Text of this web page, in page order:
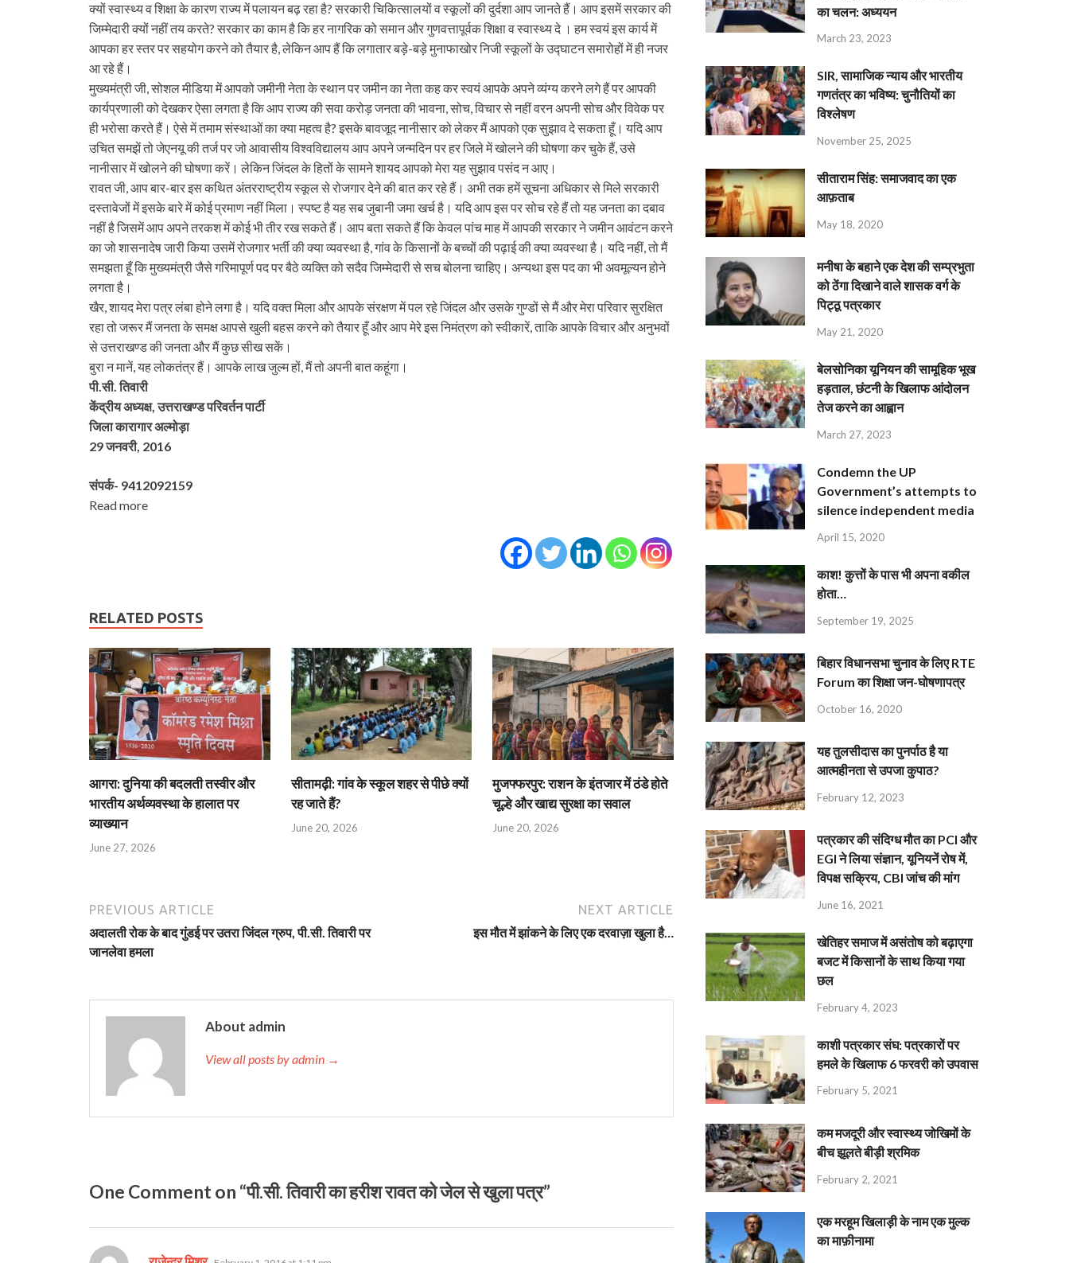
क्यों स्वास्थ्य व शिक्षा के कारण राज्य में पलायन बढ़ रहा है? सरकारी चिकित्सालयों व स्कूलों की दुर्दशा आप जानते हैं। आप इसमें सरकार की
जिम्मेदारी क्यों नहीं तय करते? सरकार का काम है कि हर नागरिक को समान और गुणवत्तापूर्वक शिक्षा व स्वास्थ्य दे । हम स्वयं इस कार्य में
आपका हर स्तर पर सहयोग करने को तैयार है, लेकिन आप हैं कि लगातार बड़े-बड़े मुनाफाखोर निजी स्कूलों के उद्घाटन समारोहों में ही नजर
आ रहे हैं।
मुख्यमंत्री जी, सोशल मीडिया में आपको जमीनी नेता के स्थान पर जमीन का नेता कह कर स्वयं आपके अपने व्यंग्‍य करने लगे हैं पर आपकी
कार्यप्रणाली को देखकर ऐसा लगता है कि आप राज्य की सवा करोड़ जनता की भावना, सोच, विचार से नहीं वरन अपनी सोच और विवेक पर
ही भरोसा करते हैं। ऐसे में तमाम संस्थाओं का क्या महत्व है? इसके बावजूद नानीसार को लेकर मैं आपको एक सुझाव दे सकता हूँ। यदि आप
उचित समझें तो जेएनयू की तर्ज पर जो आवासीय विश्‍वविद्यालय आप अपने जन्मदिन पर हर जिले में खोलने की घोषणा कर चुके हैं, उसे
नानीसार में खोलने की घोषणा करें। लेकिन जिंदल के हितों के सामने शायद आपको मेरा यह सुझाव पसंद न आए।
रावत जी, आप बार-बार इस कथित अंतरराष्‍ट्रीय स्कूल से रोजगार देने की बात कर रहे हैं। अभी तक हमें सूचना अधिकार से मिले सरकारी
दस्तावेजों में इसके बारे में कोई प्रमाण नहीं मिला। स्पष्‍ट है यह सब जुबानी जमा खर्च है। यदि आप इस पर सोच रहे हैं तो यह जनता का दबाव
नहीं है जिसमें आप अपने तरकश में कोई भी तीर रख सकते हैं। आप बता सकते हैं कि केवल पांच माह में आपकी सरकार ने जमीन आवंटन करने
का जो शासनादेष जारी किया उसमें रोजगार भर्ती की क्या व्यवस्था है, गांव के किसानों के बच्चों की पढ़ाई की क्या व्यवस्था है। यदि नहीं, तो मैं
समझता हूँ कि मुख्यमंत्री जैसे गरिमापूर्ण पद पर बैठे व्यक्ति को सदैव जिम्मेदारी से सच बोलना चाहिए। अन्यथा इस पद का भी अवमूल्यन होने
लगता है।
खैर, शायद मेरा पत्र लंबा होने लगा है। यदि वक्त मिला और आपके संरक्षण में पल रहे जिंदल और उसके गुण्डों से मैं और मेरा परिवार सुरक्षित
रहा तो जरूर मैं जनता के समक्ष आपसे खुली बहस करने को तैयार हूँ और आप मेरे इस निमंत्रण को स्वीकारें, ताकि आपके विचार और अनुभवों
से उत्तराखण्ड की जनता और मैं कुछ सीख सकें।
बुरा न मानें, यह लोकतंत्र हैं। आपके लाख जुल्म हों, मैं तो अपनी बात कहूंगा।
पी.सी. तिवारी
केंद्रीय अध्यक्ष,उत्तराखण्ड परिवर्तन पार्टी
जिला कारागार अल्मोड़ा
29 जनवरी, 2016
संपर्क- 9412092159
Read more
RELATED POSTS
आगरा: दुनिया की बदलती तस्वीर और
भारतीय अर्थव्यवस्था के हालात पर
व्याख्यान
June 27, 2026
सीतामढ़ी: गांव के स्कूल शहर से पीछे क्यों
रह जाते हैं?
June 20, 2026
मुजफ्फरपुर: राशन के इंतजार में ठंडे होते
चूल्हे और खाद्य सुरक्षा का सवाल
June 20, 2026
PREVIOUS ARTICLE
अदालती रोक के बाद गुंडई पर उतरा जिंदल ग्रुप, पी.सी. तिवारी पर
जानलेवा हमला
NEXT ARTICLE
इस मौत में झांकने के लिए एक दरवाज़ा खुला है…
About admin
View all posts by admin →
One Comment on “पी.सी. तिवारी का हरीश रावत को जेल से खुला पत्र”
says:
का चलन: अध्ययन
March 23, 2023
SIR, सामाजिक न्याय और भारतीय
गणतंत्र का भविष्य: चुनौतियों का
विश्लेषण
November 25, 2025
सीताराम सिंह: समाजवाद का एक
आफ़ताब
May 18, 2020
मनीषा के बहाने एक देश की सम्प्रभुता
को ठेंगा दिखाने वाले शासक वर्ग के
पिट्ठू पत्रकार
May 21, 2020
बेलसोनिका यूनियन की सामूहिक भूख
हड़ताल, छंटनी के खिलाफ आंदोलन
तेज करने का आह्वान
March 27, 2023
Condemn the UP
Government’s attempts to
silence independent media
April 15, 2020
काश! कुत्तों के पास भी अपना वकील
होता…
September 19, 2025
बिहार विधानसभा चुनाव के लिए RTE
Forum का शिक्षा जन-घोषणापत्र
October 16, 2020
यह तुलसीदास का पुनर्पाठ है या
आत्महीनता से उपजा कुपाठ?
February 12, 2023
पत्रकार की संदिग्ध मौत का PCI और
EGI ने लिया संज्ञान, यूनियनें रोष में,
विपक्ष सक्रिय, CBI जांच की मांग
June 16, 2021
खेतिहर समाज में असंतोष को बढ़ाएगा
बजट में किसानों के साथ किया गया
छल
February 4, 2023
काशी पत्रकार संघ: पत्रकारों पर
हमले के खिलाफ 6 फरवरी को उपवास
February 5, 2021
कम मजदूरी और स्वास्थ्य जोखिमों के
बीच झूलते बीड़ी श्रमिक
February 2, 2021
एक मरहूम खिलाड़ी के नाम एक मुल्क
का माफ़ीनामा